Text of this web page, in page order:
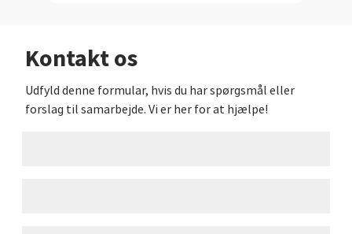
Kontakt os
Udfyld denne formular, hvis du har spørgsmål eller
forslag til samarbejde. Vi er her for at hjælpe!